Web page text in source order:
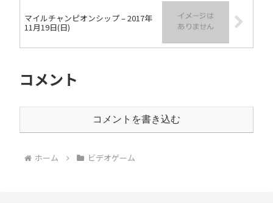
マイルチャンピオンシップ – 2017年
11月19日(日)
コメント
コメントを書き込む
ホーム ビデオゲーム